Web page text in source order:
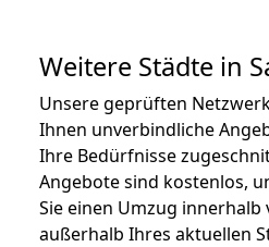
Weitere Städte in
Unsere geprüften
Ihnen unverbindliche
Ihre Bedürfnisse
Angebote sind kostenlos,
Sie einen Umzug innerhalb
außerhalb Ihres aktuellen